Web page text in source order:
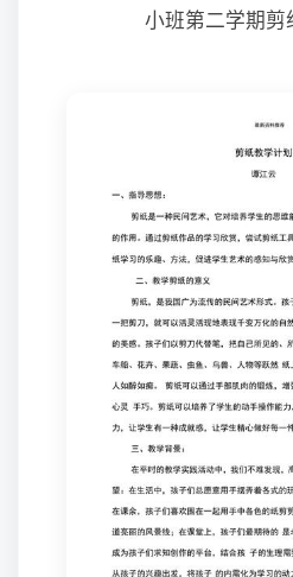
小班第二学期剪